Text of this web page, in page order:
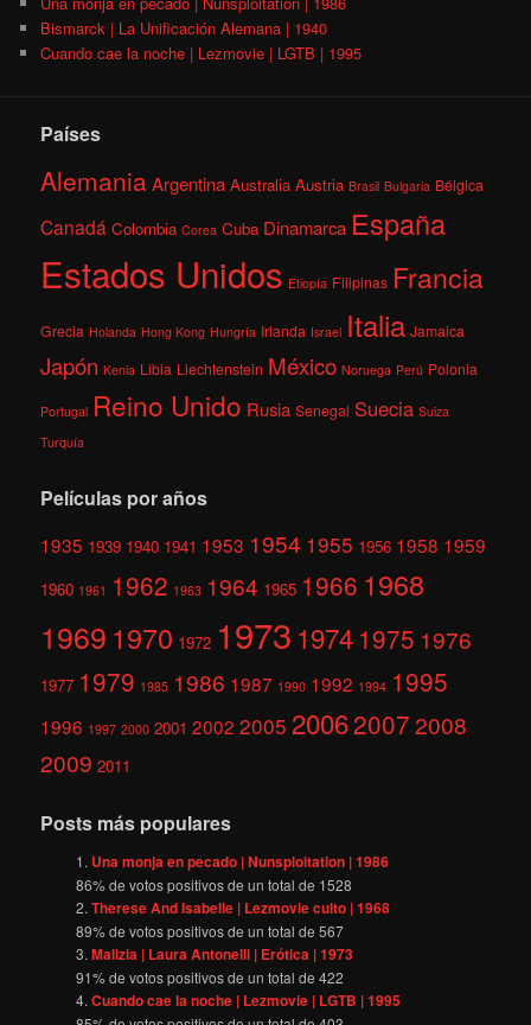
Bismarck | La Unificación Alemana | 1940
Cuando cae la noche | Lezmovie | LGTB | 1995
Países
AlemaniaArgentina Australia Austria Brasil Bulgaria Bélgica
Canadá Colombia Corea Cuba Dinamarca España
Estados Unidos Etiopía Filipinas Francia
Grecia Holanda Hong Kong Hungría Irlanda Israel Italia Jamaica
Japón Kenia Libia Liechtenstein México Noruega Perú Polonia
Portugal Reino Unido Rusia Senegal Suecia Suiza
Turquía
Películas por años
1935 1939 1940 1941 1953 1954 1955 1956 1958 1959
1960 1961 1962 1963 1964 1965 1966 1968
1969 1970 1972 1973 1974 1975 1976
1977 1979 1985 1986 1987 1990 1992 1994 1995
1996 1997 2000 2001 2002 2005 200620072008
2009 2011
Posts más populares
Una monja en pecado | Nunsploitation | 1986
86% de votos positivos de un total de 1528
Therese And Isabelle | Lezmovie culto | 1968
89% de votos positivos de un total de567
Malizia | Laura Antonelli | Erótica | 1973
91% de votos positivos de un total de422
Cuando cae la noche | Lezmovie | LGTB | 1995